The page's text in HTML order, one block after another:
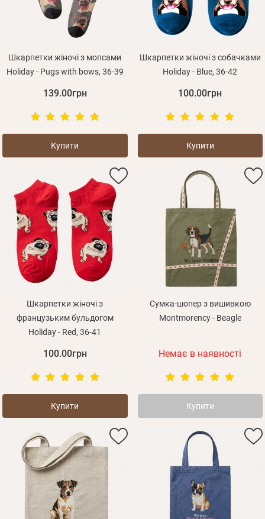
Шкарпетки жіночі з мопсами
Holiday - Pugs with bows, 36-39
139.00грн
Купити
Шкарпетки жіночі з собачками
Holiday - Blue, 36-42
100.00грн
Купити
Шкарпетки жіночі з
французьким бульдогом
Holiday - Red, 36-41
100.00грн
Купити
Сумка-шопер з вишивкою
Montmorency - Beagle
Немає в наявності
Купити